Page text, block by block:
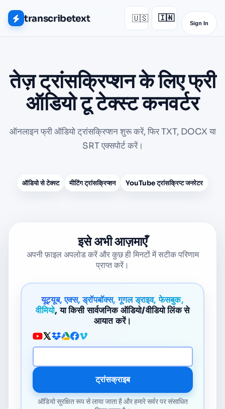
transcribetext 🇺🇸 🇮🇳
▾
Sign In
तेज़ ट्रांसक्रिप्शन के लिए फ्री
ऑडियो टू टेक्स्ट कनवर्टर
ऑनलाइन फ्री ऑडियो ट्रांसक्रिप्शन शुरू करें, फिर TXT, DOCX या
SRT एक्सपोर्ट करें।
ऑडियो से टेक्स्ट मीटिंग ट्रांसक्रिप्शन YouTube ट्रांसक्रिप्ट जनरेटर
इसे अभी आज़माएँ
अपनी फ़ाइल अपलोड करें और कुछ ही मिनटों में सटीक परिणाम
प्राप्त करें।
यूट्यूब, एक्स, ड्रॉपबॉक्स, गूगल ड्राइव, फेसबुक,
वीमियो, या किसी सार्वजनिक ऑडियो/वीडियो लिंक से
आयात करें।
मीडिया URL
ट्रांसक्राइब
ऑडियो सुरक्षित रूप से लाया जाता है और हमारे सर्वर पर संसाधित